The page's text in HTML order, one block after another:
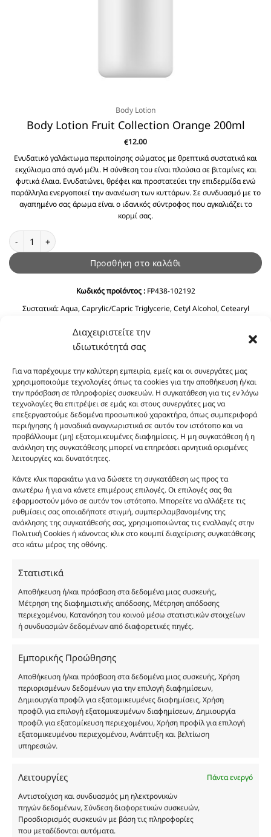
Διαχειριστείτε την
ιδιωτικότητά σας
Για να παρέχουμε την καλύτερη εμπειρία, εμείς και οι συνεργάτες μας
χρησιμοποιούμε τεχνολογίες όπως τα cookies για την αποθήκευση ή/και
την πρόσβαση σε πληροφορίες συσκευών. Η συγκατάθεση για τις εν λόγω
τεχνολογίες θα επιτρέψει σε εμάς και στους συνεργάτες μας να
επεξεργαστούμε δεδομένα προσωπικού χαρακτήρα, όπως συμπεριφορά
περιήγησης ή μοναδικά αναγνωριστικά σε αυτόν τον ιστότοπο και να
προβάλλουμε (μη) εξατομικευμένες διαφημίσεις. Η μη συγκατάθεση ή η
ανάκληση της συγκατάθεσης μπορεί να επηρεάσει αρνητικά ορισμένες
λειτουργίες και δυνατότητες.
Κάντε κλικ παρακάτω για να δώσετε τη συγκατάθεση ως προς τα
ανωτέρω ή για να κάνετε επιμέρους επιλογές. Οι επιλογές σας θα
εφαρμοστούν μόνο σε αυτόν τον ιστότοπο. Μπορείτε να αλλάξετε τις
ρυθμίσεις σας οποιαδήποτε στιγμή, συμπεριλαμβανομένης της
ανάκλησης της συγκατάθεσής σας, χρησιμοποιώντας τις εναλλαγές στην
Πολιτική Cookies ή κάνοντας κλικ στο κουμπί διαχείρισης συγκατάθεσης
στο κάτω μέρος της οθόνης.
Στατιστικά
Αποθήκευση ή/και πρόσβαση στα δεδομένα μιας συσκευής,
Μέτρηση της διαφημιστικής απόδοσης, Μέτρηση απόδοσης
περιεχομένου, Κατανόηση του κοινού μέσω στατιστικών στοιχείων
ή συνδυασμών δεδομένων από διαφορετικές πηγές.
Εμπορικής Προώθησης
Αποθήκευση ή/και πρόσβαση στα δεδομένα μιας συσκευής, Χρήση
περιορισμένων δεδομένων για την επιλογή διαφημίσεων,
Δημιουργία προφίλ για εξατομικευμένες διαφημίσεις, Χρήση
προφίλ για επιλογή εξατομικευμένων διαφημίσεων, Δημιουργία
προφίλ για εξατομίκευση περιεχομένου, Χρήση προφίλ για επιλογή
εξατομικευμένου περιεχομένου, Ανάπτυξη και βελτίωση
υπηρεσιών.
Λειτουργίες
Πάντα ενεργό
Αντιστοίχιση και συνδυασμός μη ηλεκτρονικών
πηγών δεδομένων, Σύνδεση διαφορετικών συσκευών,
Προσδιορισμός συσκευών με βάση τις πληροφορίες
που μεταδίδονται αυτόματα.
Body Lotion
Body Lotion Fruit Collection Orange 200ml
€12.00
Ενυδατικό γαλάκτωμα περιποίησης σώματος με θρεπτικά συστατικά και
εκχύλισμα από αγνό μέλι. Η σύνθεση του είναι πλούσια σε βιταμίνες και
φυτικά έλαια. Ενυδατώνει, θρέφει και προστατεύει την επιδερμίδα ενώ
παράλληλα ενεργοποιεί την ανανέωση των κυττάρων. Σε συνδυασμό με το
αγαπημένο σας άρωμα είναι ο ιδανικός σύντροφος που αγκαλιάζει το
κορμί σας.
Body Lotion Fruit Collection Orange 200ml ποσότητα
Προσθήκη στο καλάθι
Κωδικός προϊόντος :FP438-102192
Συστατικά:Aqua, Caprylic/Capric Triglycerie, Cetyl Alcohol, Cetearyl
Amygdalus Dulcis Oil, Cyclopentasiloxane, Phenoxyethanol, Ceteareth-20,
Olea Europaea Fruit Oil, Dimethicone, Ethylhexyglycerin, Imidazolidinyl
Urea, Polyquaternium-39, Panthenol, BHT, Sodium Benzoate, Citric Acid.
Οι φωτογραφίες των προϊόντων είναι ενδεικτικές
Σκοπός τους είναι η διευκόλυνση της επιλογής σας.
Σε καμία περίπτωση δεν αντιστοιχούν στα
αυθεντικά αρώματα και δεν ανταποκρίνονται στην
πραγματικότητα. Πρόθεση της επιχείρησης μας δεν
είναι η παραπλάνηση και η εξαπάτηση του
καταναλωτή. Όλα μας τα προϊόντα είναι τύπου, σε
χύμα μορφή και είναι εμπνευσμένα από τα
αντίστοιχα αυθεντικά γνωστών οίκων. Οι
ονομασίες, οι εικόνες και τα σήματα των
προϊόντων αποτελούν αναφαίρετη και
κατοχυρωμένη εμπορικά ιδιοκτησία των
Με επιφύλαξη κάθε νόμιμου δικαιώματος.
Eau de parfum
Αγίου Κωνσταντίνου 76
Τηλ. 2314 016010
ΑΦΜ 803285309
ΓΕΜΗ 193802504000